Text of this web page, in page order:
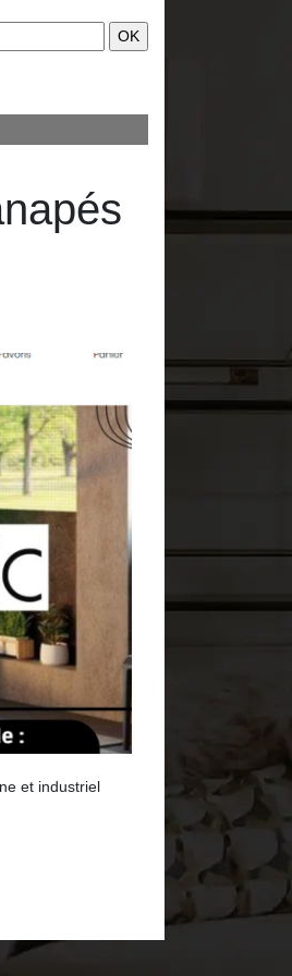
et industriel